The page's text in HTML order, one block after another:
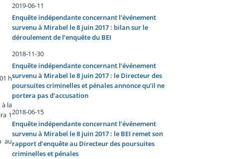
h
la
1
au
2019-06-11
Enquête indépendante concernant l’événement
survenu à Mirabel le 8 juin 2017 : bilan sur le
déroulement de l’enquête du BEI
2018-11-30
Enquête indépendante concernant l’événement
survenu à Mirabel le 8 juin 2017 : le Directeur des
poursuites criminelles et pénales annonce qu’il ne
portera pas d’accusation
2018-06-15
Enquête indépendante concernant l’événement
survenu à Mirabel le 8 juin 2017 : le BEI remet son
rapport d’enquête au Directeur des poursuites
criminelles et pénales